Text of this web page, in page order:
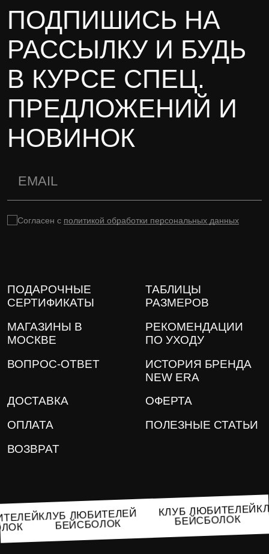
ПОДПИШИСЬ НА
РАССЫЛКУ И БУДЬ
В КУРСЕ СПЕЦ.
ПРЕДЛОЖЕНИЙ И
НОВИНОК
Согласен с политикой обработки персональных данных
ПОДАРОЧНЫЕ
СЕРТИФИКАТЫ
ТАБЛИЦЫ
РАЗМЕРОВ
МАГАЗИНЫ В
МОСКВЕ
РЕКОМЕНДАЦИИ
ПО УХОДУ
ВОПРОС-ОТВЕТ
ИСТОРИЯ БРЕНДА
NEW ERA
ДОСТАВКА
ОФЕРТА
ОПЛАТА
ПОЛЕЗНЫЕ СТАТЬИ
ВОЗВРАТ
КЛУБ ЛЮБИТЕЛЕЙ
БЕЙСБОЛОК
КЛУБ ЛЮБИТЕЛЕЙ
БЕЙСБОЛОК